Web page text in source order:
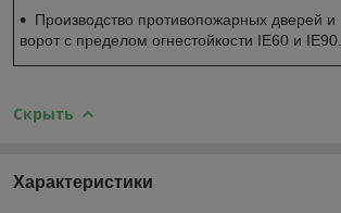
Производство противопожарных дверей и
ворот с пределом огнестойкости IE60 и IE90.
Скрыть
Характеристики